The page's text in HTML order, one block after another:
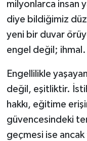
milyonlarca insan
diye bildiğimiz
yeni bir duvar
engel değil; ihmal.
Engellilikle
değil, eşitliktir.
hakkı, eğitime
güvencesindeki
geçmesi ise